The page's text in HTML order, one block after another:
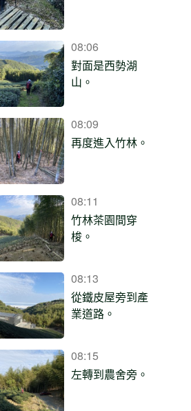
08:06
對面是西勢湖
山。
08:09
再度進入竹林。
08:11
竹林茶園間穿
梭。
08:13
從鐵皮屋旁到產
業道路。
08:15
左轉到農舍旁。